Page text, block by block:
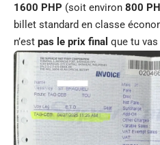
1600 PHP (soit environ 800
billet standard en classe
n’est pas le prix final que tu vas